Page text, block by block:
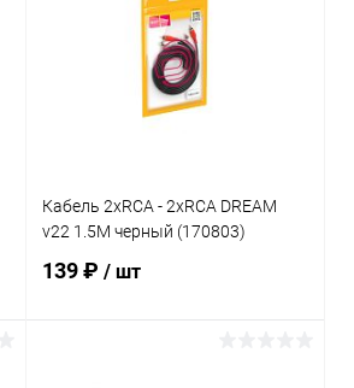
Купить в 1 клик
В избранное
Кабель 2xRCA - 2xRCA DREAM
v22 1.5M черный (170803)
139 ₽/ шт